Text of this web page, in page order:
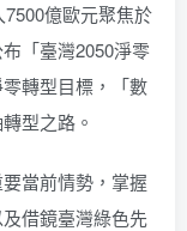
億歐元聚焦於
「臺灣2050淨零
轉型目標，「數
型之路。
當前情勢，掌握
借鏡臺灣綠色先